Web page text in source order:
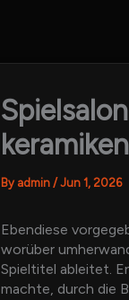
By admin / Jun 1, 2026
Ebendiese
worüber
Spieltitel ableitet.
machte, durch die